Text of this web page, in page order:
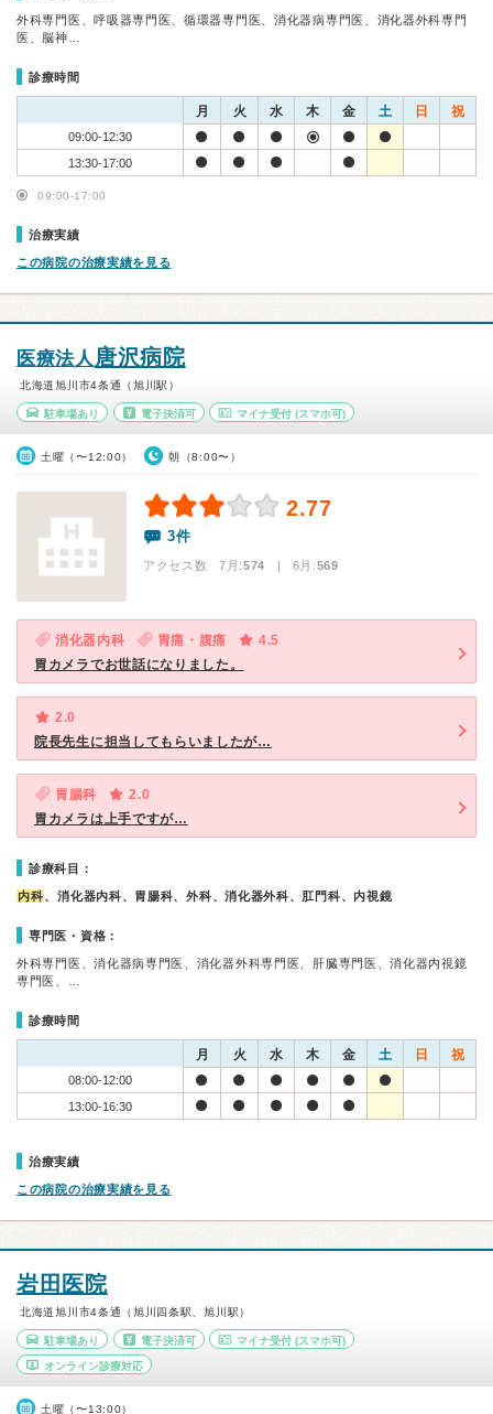
外科専門医、呼吸器専門医、循環器専門医、消化器病専門医、消化器外科専門
医、脳神…
診療時間
月 火 水 木 金 土 日 祝
09:00-12:30
13:30-17:00
09:00-17:00
治療実績
この病院の治療実績を見る
医療法人 唐沢病院
北海道旭川市4条通（旭川駅）
駐車場あり 電子決済可 マイナ受付 (スマホ可)
土曜（〜12:00） 朝（8:00〜）
2.77
3件
アクセス数 7月:574 | 6月:569
消化器内科 胃痛・腹痛
4.5
胃カメラでお世話になりました。
2.0
院長先生に担当してもらいましたが…
胃腸科
2.0
胃カメラは上手ですが…
診療科目：
内科、消化器内科、胃腸科、外科、消化器外科、肛門科、内視鏡
専門医・資格：
外科専門医、消化器病専門医、消化器外科専門医、肝臓専門医、消化器内視鏡
専門医、…
診療時間
月 火 水 木 金 土 日 祝
08:00-12:00
13:00-16:30
治療実績
この病院の治療実績を見る
岩田医院
北海道旭川市4条通（旭川四条駅、旭川駅）
駐車場あり 電子決済可 マイナ受付 (スマホ可)
オンライン診療対応
土曜（〜13:00）